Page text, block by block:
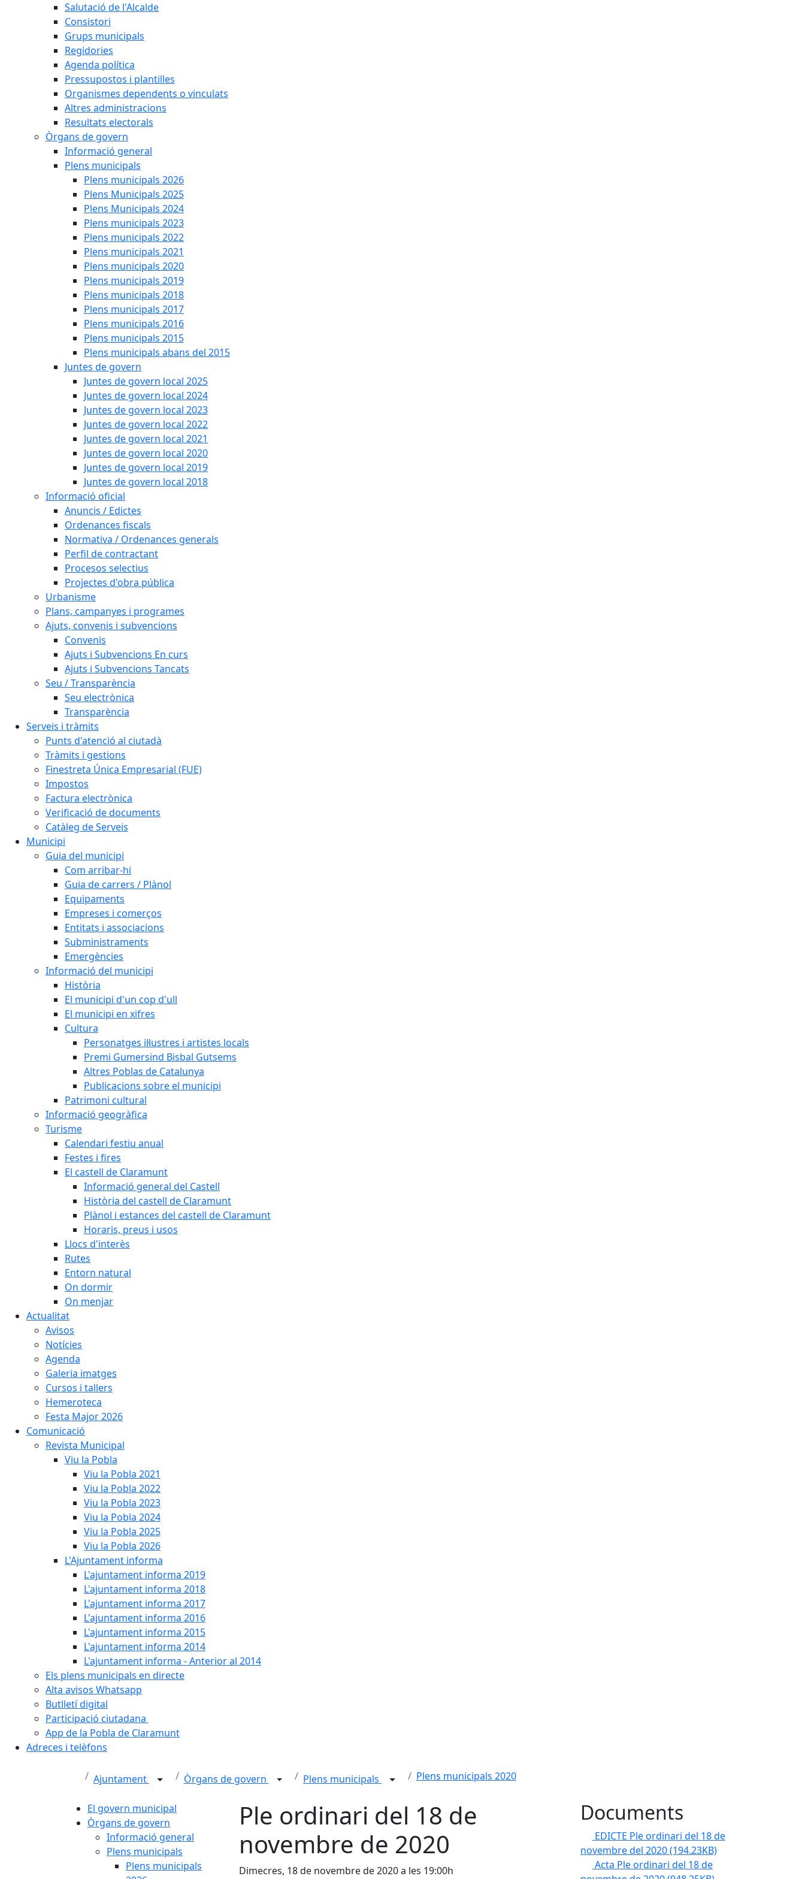
Salutació de l'Alcalde
Consistori
Grups municipals
Regidories
Agenda política
Pressupostos i plantilles
Organismes dependents o vinculats
Altres administracions
Resultats electorals
Òrgans de govern
Informació general
Plens municipals
Plens municipals 2026
Plens Municipals 2025
Plens Municipals 2024
Plens municipals 2023
Plens municipals 2022
Plens municipals 2021
Plens municipals 2020
Plens municipals 2019
Plens municipals 2018
Plens municipals 2017
Plens municipals 2016
Plens municipals 2015
Plens municipals abans del 2015
Juntes de govern
Juntes de govern local 2025
Juntes de govern local 2024
Juntes de govern local 2023
Juntes de govern local 2022
Juntes de govern local 2021
Juntes de govern local 2020
Juntes de govern local 2019
Juntes de govern local 2018
Informació oficial
Anuncis / Edictes
Ordenances fiscals
Normativa / Ordenances generals
Perfil de contractant
Procesos selectius
Projectes d'obra pública
Urbanisme
Plans, campanyes i programes
Ajuts, convenis i subvencions
Convenis
Ajuts i Subvencions En curs
Ajuts i Subvencions Tancats
Seu / Transparència
Seu electrònica
Transparència
Serveis i tràmits
Punts d'atenció al ciutadà
Tràmits i gestions
Finestreta Única Empresarial (FUE)
Impostos
Factura electrònica
Verificació de documents
Catàleg de Serveis
Municipi
Guia del municipi
Com arribar-hi
Guia de carrers / Plànol
Equipaments
Empreses i comerços
Entitats i associacions
Subministraments
Emergències
Informació del municipi
Història
El municipi d'un cop d'ull
El municipi en xifres
Cultura
Personatges il·lustres i artistes locals
Premi Gumersind Bisbal Gutsems
Altres Poblas de Catalunya
Publicacions sobre el municipi
Patrimoni cultural
Informació geogràfica
Turisme
Calendari festiu anual
Festes i fires
El castell de Claramunt
Informació general del Castell
Història del castell de Claramunt
Plànol i estances del castell de Claramunt
Horaris, preus i usos
Llocs d'interès
Rutes
Entorn natural
On dormir
On menjar
Actualitat
Avisos
Notícies
Agenda
Galeria imatges
Cursos i tallers
Hemeroteca
Festa Major 2026
Comunicació
Revista Municipal
Viu la Pobla
Viu la Pobla 2021
Viu la Pobla 2022
Viu la Pobla 2023
Viu la Pobla 2024
Viu la Pobla 2025
Viu la Pobla 2026
L'Ajuntament informa
L'ajuntament informa 2019
L'ajuntament informa 2018
L'ajuntament informa 2017
L'ajuntament informa 2016
L'ajuntament informa 2015
L'ajuntament informa 2014
L'ajuntament informa - Anterior al 2014
Els plens municipals en directe
Alta avisos Whatsapp
Butlletí digital
Participació ciutadana
App de la Pobla de Claramunt
Adreces i telèfons
Ajuntament Òrgans de govern Plens municipals Plens municipals 2020
El govern municipal
Òrgans de govern
Informació general
Plens municipals
Plens municipals
Ple ordinari del 18 de
novembre de 2020
Dimecres, 18 de novembre de 2020 a les 19:00h
Documents
EDICTE Ple ordinari del 18 de
novembre del 2020(194.23KB)
Acta Ple ordinari del 18 de